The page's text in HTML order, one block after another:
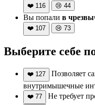
❤️ 116 😢 44
Вы попали в
❤️ 107 😢 73
Выберите себе
❤️ 127
Позволяет
внутримышечные
❤️ 77 Не требует